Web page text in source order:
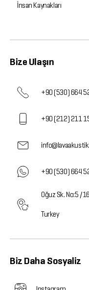
İnsan Kaynakları
Bize Ulaşın
+90 (530) 664
+90 (212) 211
+90 (530) 664
Oğuz Sk. No:5 /
Turkey
Biz Daha Sosyaliz